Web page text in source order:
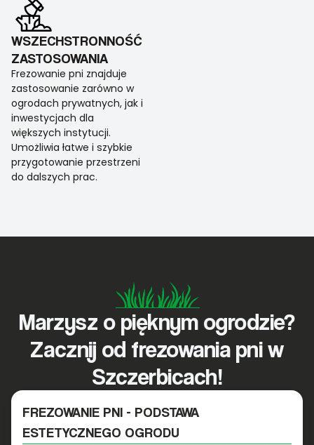
WSZECHSTRONNOŚĆ
ZASTOSOWANIA
Frezowanie pni znajduje
zastosowanie zarówno w
ogrodach prywatnych, jak i
inwestycjach dla
większych instytucji.
Umożliwia łatwe i szybkie
przygotowanie przestrzeni
do dalszych prac.
Marzysz o pięknym ogrodzie?
Zacznij od frezowania pni w
Szczerbicach!
FREZOWANIE PNI - PODSTAWA
ESTETYCZNEGO OGRODU